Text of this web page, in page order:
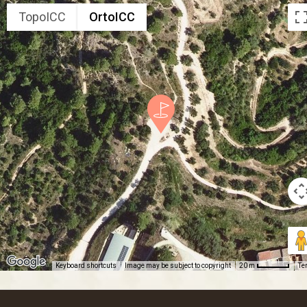
TopoICC OrtoICC
Keyboard shortcuts Image may be subject to copyright 20 m